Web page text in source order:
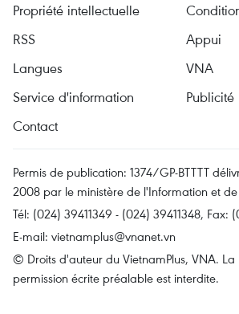
Propriété intellectuelle
RSS
Appui
Langues
VNA
Service d'information
Publicité
Contact
Permis de publication: 1374/GP-BTTTT
2008 par le ministère de l'Information et
Tél: (024) 39411349 - (024) 39411348, Fax:
E-mail: vietnamplus@vnanet.vn
© Droits d'auteur du VietnamPlus, VNA. La
permission écrite préalable est interdite.